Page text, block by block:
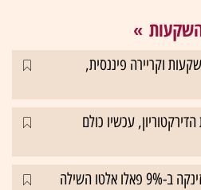
השקעות וקריירה פיננסית,
עכשיו כולם
נעילה חיובית בת"א; אורמת זינקה ב-9% פאלו אלטו השילה